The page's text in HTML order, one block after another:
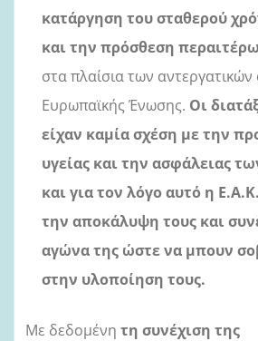
κατάργηση του σταθερού
και την πρόσθεση
στα πλαίσια των
Ευρωπαϊκής Ένωσης. Οι
είχαν καμία σχέση με την
υγείας και την ασφάλειας
και για τον λόγο αυτό η
την αποκάλυψη τους και
αγώνα της ώστε να μπουν
στην υλοποίηση τους.
Με δεδομένη τη συνέχιση της